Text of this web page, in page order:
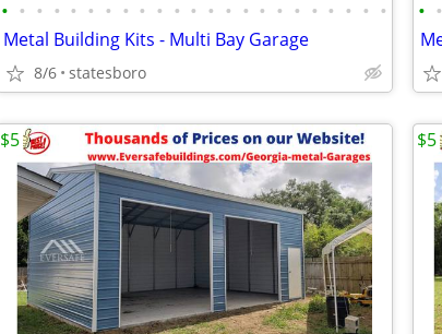
• • • • • • • • • • • • • • • • • • • • • • •
Metal Building Kits - Multi Bay Garage
8/6 statesboro
• •
$5 $5